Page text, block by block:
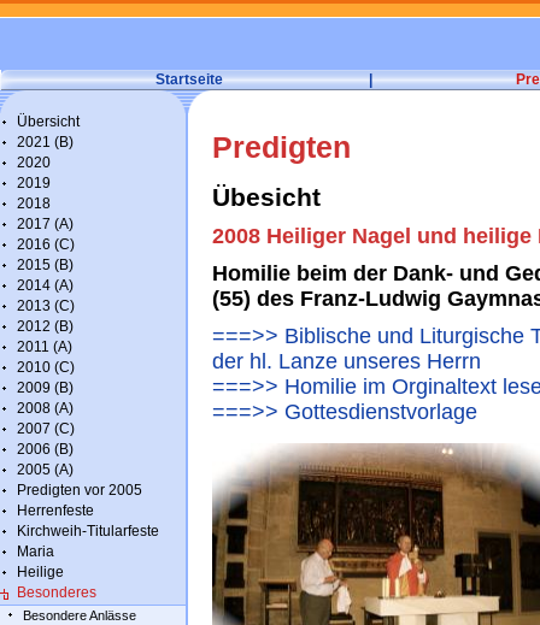
Startseite |
Übersicht
2021 (B)
2020
2019
2018
2017 (A)
2016 (C)
2015 (B)
2014 (A)
2013 (C)
2012 (B)
2011 (A)
2010 (C)
2009 (B)
2008 (A)
2007 (C)
2006 (B)
2005 (A)
Predigten vor 2005
Herrenfeste
Kirchweih-Titularfeste
Maria
Heilige
Besonderes
Besondere Anlässe
Predigten
Übesicht
2008 Heiliger Nagel und heilige
Homilie beim der Dank- und
(55) des Franz-Ludwig
===>> Biblische und Liturgische
der hl. Lanze unseres Herrn
===>> Homilie im Orginaltext
===>> Gottesdienstvorlage